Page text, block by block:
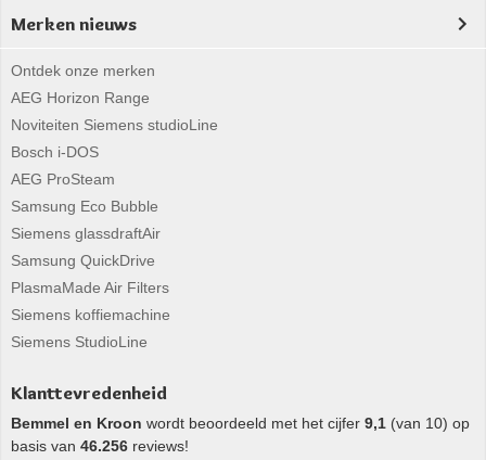
Merken nieuws
Ontdek onze merken
AEG Horizon Range
Noviteiten Siemens studioLine
Bosch i-DOS
AEG ProSteam
Samsung Eco Bubble
Siemens glassdraftAir
Samsung QuickDrive
PlasmaMade Air Filters
Siemens koffiemachine
Siemens StudioLine
Klanttevredenheid
Bemmel en Kroon wordt beoordeeld met het cijfer 9,1 (van 10) op
basis van 46.256 reviews!